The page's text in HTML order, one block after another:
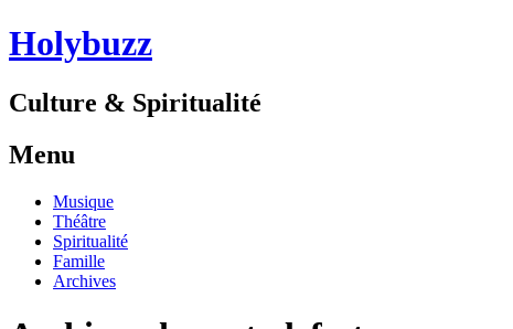
Holybuzz
Culture & Spiritualité
Menu
Aller
contenu
Musique
Théâtre
Spiritualité
Famille
Archives